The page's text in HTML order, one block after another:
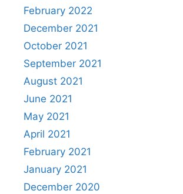
February 2022
December 2021
October 2021
September 2021
August 2021
June 2021
May 2021
April 2021
February 2021
January 2021
December 2020